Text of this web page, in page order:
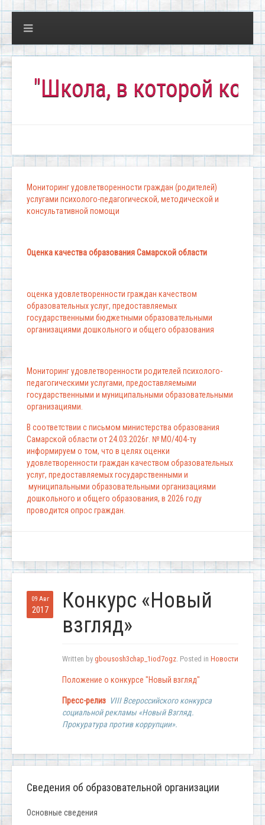
в которой
Мониторинг удовлетворенности граждан (родителей)
услугами психолого-педагогической, методической и
консультативной помощи
Оценка качества образования Самарской области
оценка удовлетворенности граждан качеством
образовательных услуг, предоставляемых
государственными бюджетными образовательными
организациями дошкольного и общего образования
Мониторинг удовлетворенности родителей психолого-
педагогическими услугами, предоставляемыми
государственными и муниципальными образовательными
организациями.
В соответствии с письмом министерства образования
Самарской области от 24.03.2026г. № МО/404-ту
информируем о том, что в целях оценки
удовлетворенности граждан качеством образовательных
услуг, предоставляемых государственными и
муниципальными образовательными организациями
дошкольного и общего образования, в 2026 году
проводится опрос граждан.
09 Авг
2017
Конкурс «Новый
взгляд»
Written by gbousosh3chap_1iod7ogz. Posted in Новости
Положение о конкурсе "Новый взгляд"
Пресс-релиз VIII Всероссийского конкурса
социальной рекламы «Новый Взгляд.
Прокуратура против коррупции».
Сведения об образовательной организации
Основные сведения